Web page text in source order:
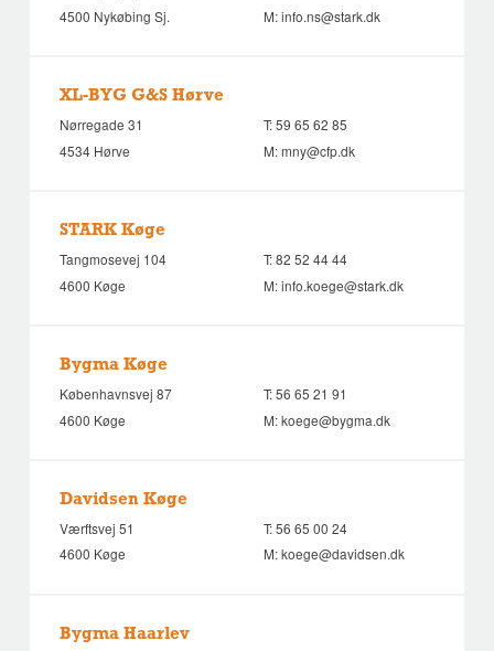
4500 Nykøbing Sj.
M:info.ns@stark.dk
XL-BYG G&S Hørve
Nørregade 31
4534 Hørve
T:59 65 62 85
M:mny@cfp.dk
STARK Køge
Tangmosevej 104
4600 Køge
T:82 52 44 44
M:info.koege@stark.dk
Bygma Køge
Københavnsvej 87
4600 Køge
T:56 65 21 91
M:koege@bygma.dk
Davidsen Køge
Værftsvej 51
4600 Køge
T:56 65 00 24
M:koege@davidsen.dk
Bygma Haarlev